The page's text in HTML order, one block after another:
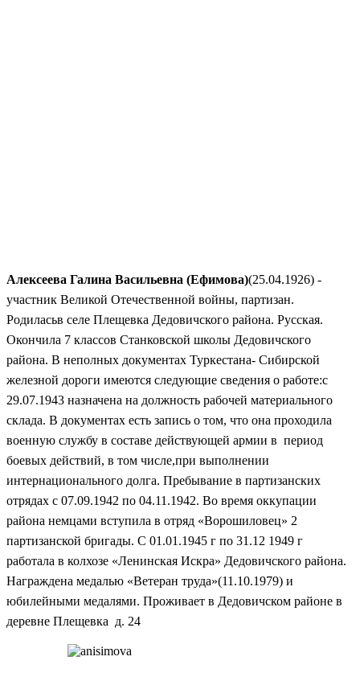
Алексеева Галина Васильевна (Ефимова)(25.04.1926) -
участник Великой Отечественной войны, партизан.
Родиласьв селе Плещевка Дедовичского района. Русская.
Окончила 7 классов Станковской школы Дедовичского
района. В неполных документах Туркестана- Сибирской
железной дороги имеются следующие сведения о работе:с
29.07.1943 назначена на должность рабочей материального
склада. В документах есть запись о том, что она проходила
военную службу в составе действующей армии в период
боевых действий, в том числе,при выполнении
интернационального долга. Пребывание в партизанских
отрядах с 07.09.1942 по 04.11.1942. Во время оккупации
района немцами вступила в отряд «Ворошиловец» 2
партизанской бригады. С 01.01.1945 г по 31.12 1949 г
работала в колхозе «Ленинская Искра» Дедовичского района.
Награждена медалью «Ветеран труда»(11.10.1979) и
юбилейными медалями. Проживает в Дедовичском районе в
деревне Плещевка д. 24